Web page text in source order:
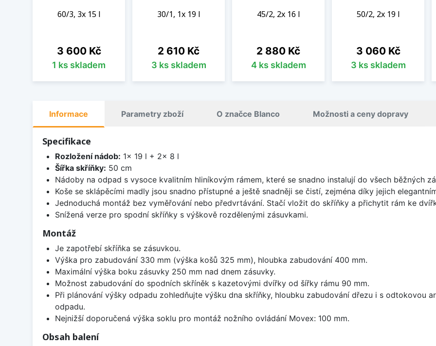
60/3, 3x 15 l
Cena
3 600 Kč
1 ks skladem
30/1, 1x 19 l
Cena
2 610 Kč
3 ks skladem
45/2, 2x 16 l
Cena
2 880 Kč
4 ks skladem
50/2, 2x 19 l
Cena
3 060 Kč
3 ks skladem
Informace Parametry zboží O značce Blanco Možnosti a ceny dopravy
Specifikace
Rozložení nádob: 1x 19 l + 2x 8 l
Šířka skříňky: 50 cm
Nádoby na odpad s vysoce kvalitním hliníkovým rámem, které se snadno instalují do všech běžných
Koše se sklápěcími madly jsou snadno přístupné a ještě snadněji se čistí, zejména díky jejich
Jednoduchá montáž bez vyměřování nebo předvrtávání. Stačí vložit do skříňky a přichytit rám ke
Snížená verze pro spodní skříňky s výškově rozdělenými zásuvkami.
Montáž
Je zapotřebí skříňka se zásuvkou.
Výška pro zabudování 330 mm (výška košů 325 mm), hloubka zabudování 400 mm.
Maximální výška boku zásuvky 250 mm nad dnem zásuvky.
Možnost zabudování do spodních skříněk s kazetovými dvířky od šířky rámu 90 mm.
Při plánování výšky odpadu zohledňujte výšku dna skříňky, hloubku zabudování dřezu i s odtokovou
odpadu.
Nejnižší doporučená výška soklu pro montáž nožního ovládání Movex: 100 mm.
Obsah balení